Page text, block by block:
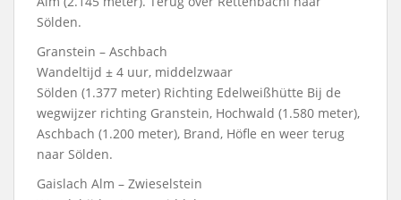
Sölden.
Granstein – Aschbach
Wandeltijd ± 4 uur, middelzwaar
Sölden (1.377 meter) Richting Edelweißhütte Bij de
wegwijzer richting Granstein, Hochwald (1.580 meter),
Aschbach (1.200 meter), Brand, Höfle en weer terug
naar Sölden.
Gaislach Alm – Zwieselstein